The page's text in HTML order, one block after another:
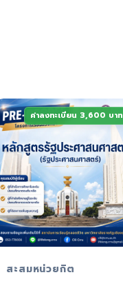
ค่าลงทะเบียน 3,600 บาท
สะสมหน่วยกิต